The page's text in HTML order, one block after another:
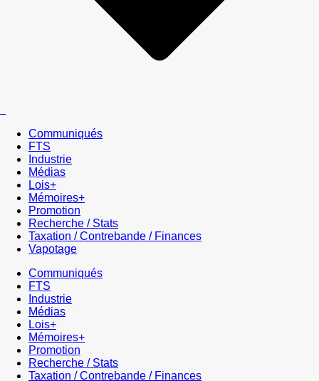
Communiqués
FTS
Industrie
Médias
Lois+
Mémoires+
Promotion
Recherche / Stats
Taxation / Contrebande / Finances
Vapotage
Communiqués
FTS
Industrie
Médias
Lois+
Mémoires+
Promotion
Recherche / Stats
Taxation / Contrebande / Finances